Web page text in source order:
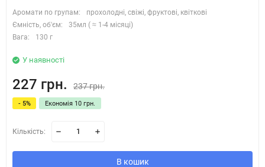
Аромати по групам:
прохолодні, свіжі, фруктові, квіткові
Ємність, об'єм:
35мл ( ≈ 1-4 місяці)
Вага:
130 г
У наявності
227 грн. 237 грн.
- 5% Економія 10 грн.
Кількість:
В кошик